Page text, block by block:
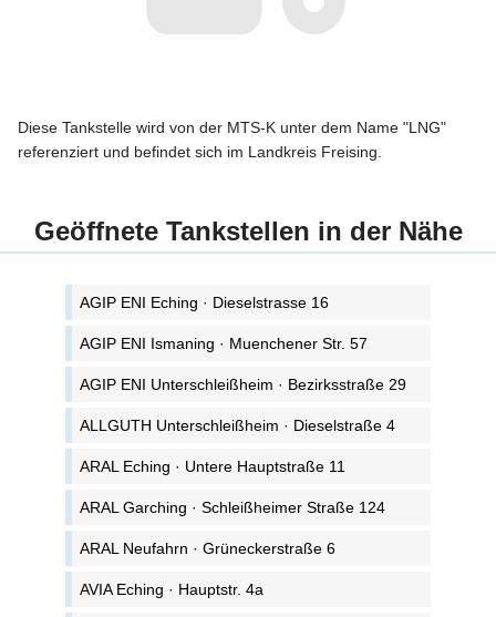
Diese Tankstelle wird von der MTS-K unter dem Name "LNG"
referenziert und befindet sich im Landkreis Freising.
Geöffnete Tankstellen in der Nähe
AGIP ENI Eching · Dieselstrasse 16
AGIP ENI Ismaning · Muenchener Str. 57
AGIP ENI Unterschleißheim · Bezirksstraße 29
ALLGUTH Unterschleißheim · Dieselstraße 4
ARAL Eching · Untere Hauptstraße 11
ARAL Garching · Schleißheimer Straße 124
ARAL Neufahrn · Grüneckerstraße 6
AVIA Eching · Hauptstr. 4a